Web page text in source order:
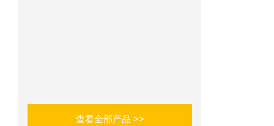
查看全部产品 >>